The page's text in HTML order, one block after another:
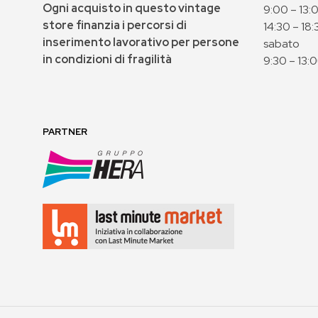
Ogni acquisto in questo vintage
store finanzia i percorsi di
inserimento lavorativo per persone
in condizioni di fragilità
9:00 –
14:30 –
sabato
9:30 –
PARTNER